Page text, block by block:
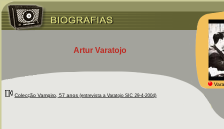
Artur Varatojo
Colecção Vampiro, 57 anos (entrevista a Varatojo SIC 29-4-2004)